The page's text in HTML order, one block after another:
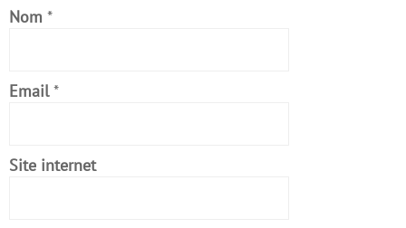
Nom *
Email *
Site internet